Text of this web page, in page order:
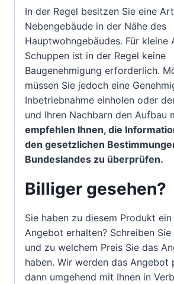
In der Regel besitzen Sie eine Art
Nebengebäude in der Nähe des
Hauptwohngebäudes. Für kleine
Schuppen ist in der Regel keine
Baugenehmigung erforderlich.
müssen Sie jedoch eine
Inbetriebnahme einholen oder
und Ihren Nachbarn den Aufbau
empfehlen Ihnen, die
den gesetzlichen
Bundeslandes zu überprüfen.
Billiger gesehen?
Sie haben zu diesem Produkt
Angebot erhalten? Schreiben
und zu welchem Preis Sie das
haben. Wir werden das Angebot
dann umgehend mit Ihnen in